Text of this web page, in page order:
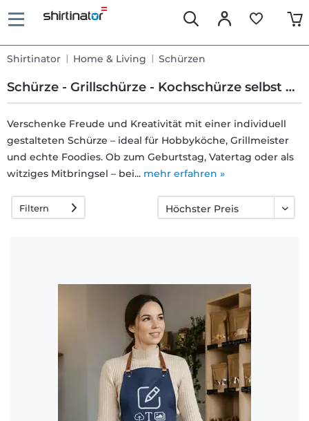
Shirtinator Home & Living Schürzen
Schürze - Grillschürze - Kochschürze selbst gestalten und bedrucken
Schnelle
Lieferung
30 Tage
Verschenke Freude und Kreativität mit einer individuell
gestalteten Schürze – ideal für Hobbyköche, Grillmeister
und echte Foodies. Ob zum Geburtstag, Vatertag oder als
witziges Mitbringsel – bei... mehr erfahren »
Filtern